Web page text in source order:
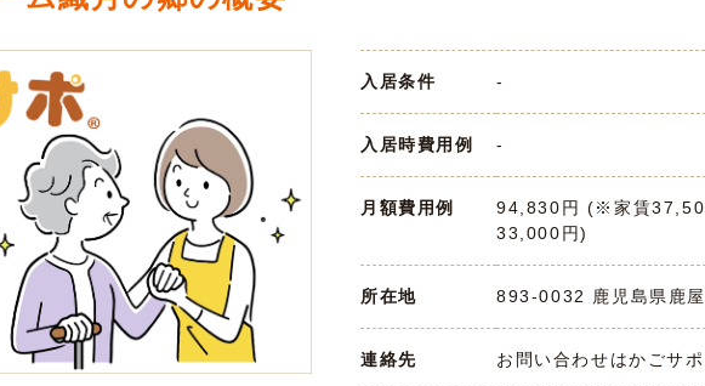
入居条件 -
入居時費用例 -
月額費用例
94,830円 (※家賃
33,000円)
所在地 893-0032 鹿児島県鹿
連絡先 お問い合わせはかごサ